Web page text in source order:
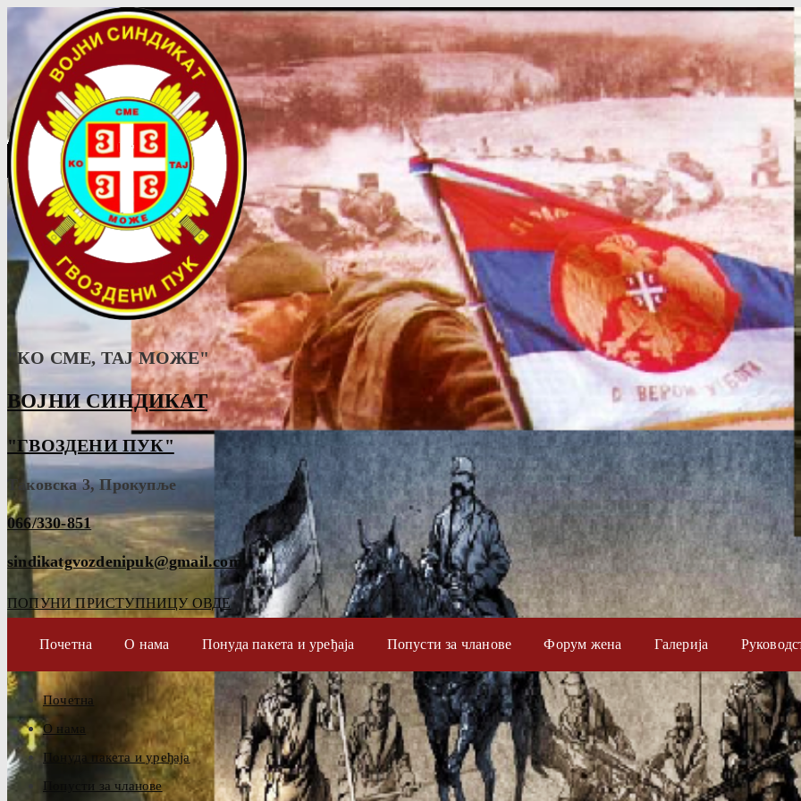
"КО СМЕ, ТАJ МОЖЕ"
ВОЈНИ СИНДИКАТ
"ГВОЗДЕНИ ПУК"
Таковска 3, Прокупље
066/330-851
sindikatgvozdenipuk@gmail.com
ПОПУНИ ПРИСТУПНИЦУ ОВДЕ
Почетна О нама Понуда пакета и уређаја Попусти за чланове Форум жена Галерија
Почетна
О нама
Понуда пакета и уређаја
Попусти за чланове